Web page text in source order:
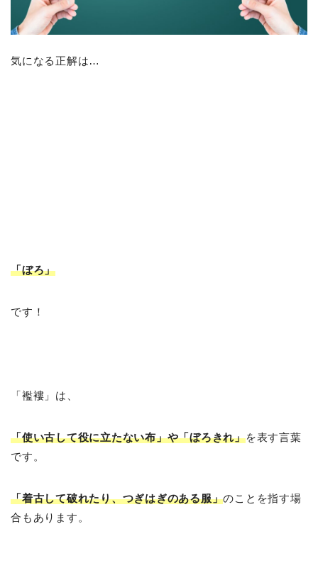
気になる正解は…
「ぼろ」
です！
「襤褸」は、
「使い古して役に立たない布」や「ぼろきれ」を表す言葉
です。
「着古して破れたり、つぎはぎのある服」のことを指す場
合もあります。